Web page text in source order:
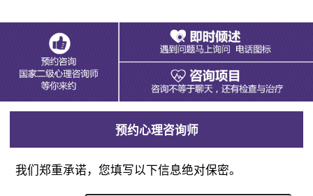
预约心理咨询师
我们郑重承诺，您填写以下信息绝对保密。